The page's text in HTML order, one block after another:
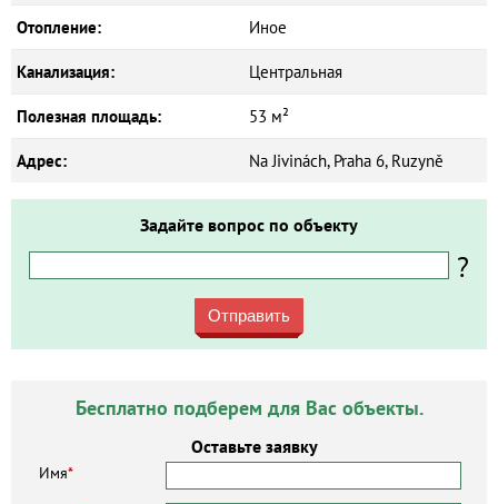
Отопление: Иное
Канализация: Центральная
Полезная площадь: 53 м²
Адрес: Na Jivinách, Praha 6, Ruzyně
Задайте вопрос по объекту
?
Отправить
Бесплатно подберем для Вас объекты.
Оставьте заявку
Имя*